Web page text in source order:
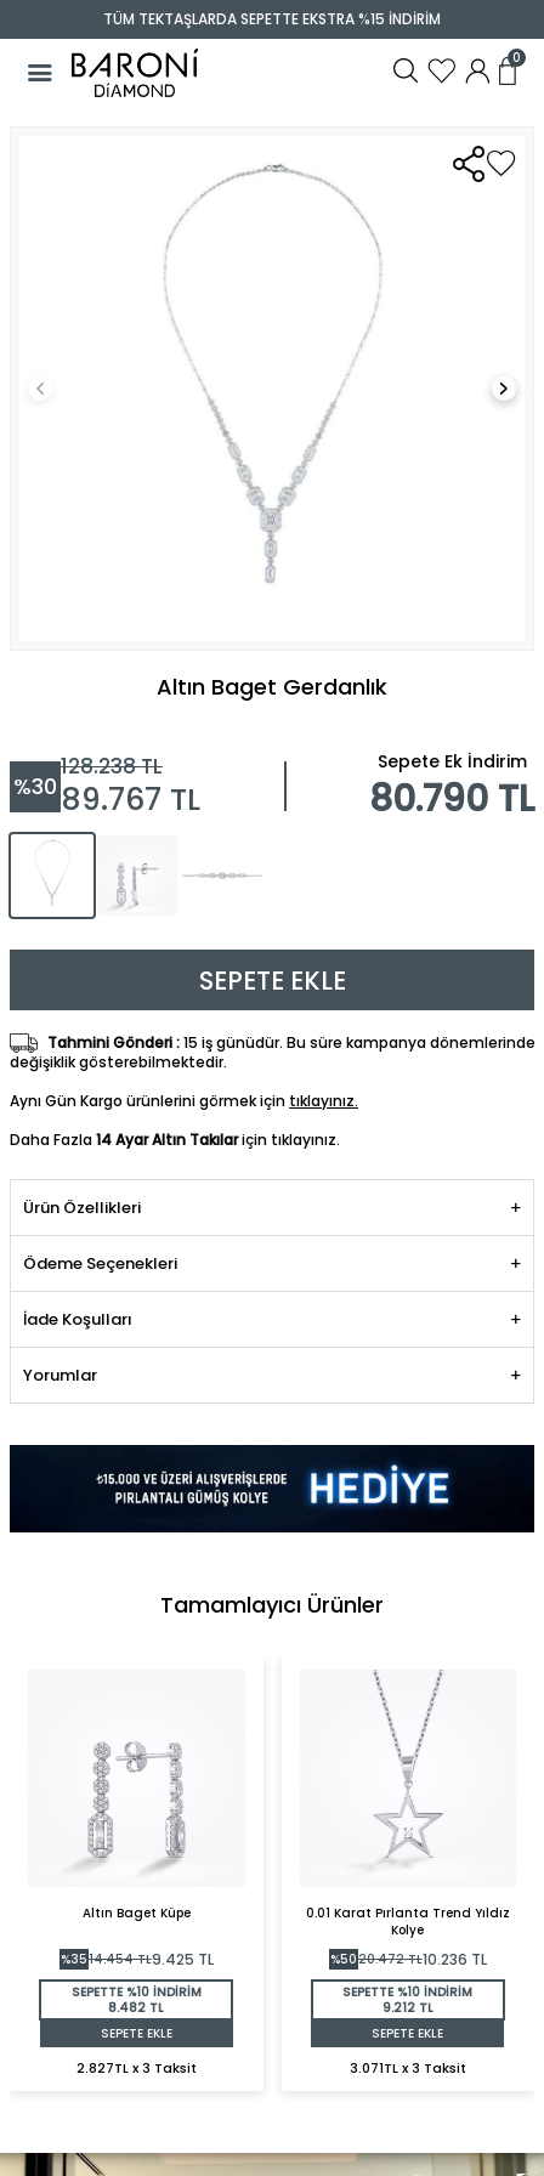
TÜM TEKTAŞLARDA SEPETTE EKSTRA %15 İNDİRİM
0
Altın Baget Gerdanlık
%30
128.238TL
89.767 TL
Sepete Ek İndirim
80.790 TL
SEPETE EKLE
Tahmini Gönderi :15 iş günüdür. Bu süre kampanya dönemlerinde
değişiklik gösterebilmektedir.
Aynı Gün Kargo ürünlerini görmek için tıklayınız.
Daha Fazla14 Ayar Altın Takılariçin tıklayınız.
Ürün Özellikleri
Ödeme Seçenekleri
İade Koşulları
Yorumlar
Tamamlayıcı Ürünler
Altın Baget Küpe
%3514.454TL9.425 TL
SEPETTE %10 İNDİRİM
8.482 TL
SEPETE EKLE
2.827TL x 3 Taksit
0.01 Karat Pırlanta Trend Yıldız
Kolye
%5020.472TL10.236 TL
SEPETTE %10 İNDİRİM
9.212 TL
SEPETE EKLE
3.071TL x 3 Taksit